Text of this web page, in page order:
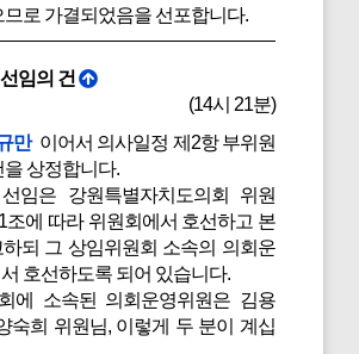
므로 가결되었음을 선포합니다.
임의 건
(14시 21분)
만이어서 의사일정 제2항 부위원
을 상정합니다.
임은 강원특별자치도의회 위원
조에 따라 위원회에서 호선하고 본
되 그 상임위원회 소속의 의회운
호선하도록 되어 있습니다.
에 소속된 의회운영위원은 김용
숙희 위원님, 이렇게 두 분이 계십